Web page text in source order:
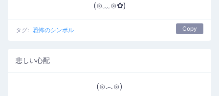
(⊙﹏⊙✿)
タグ: 恐怖のシンボル Copy
悲しい心配
(⊙︿⊙)